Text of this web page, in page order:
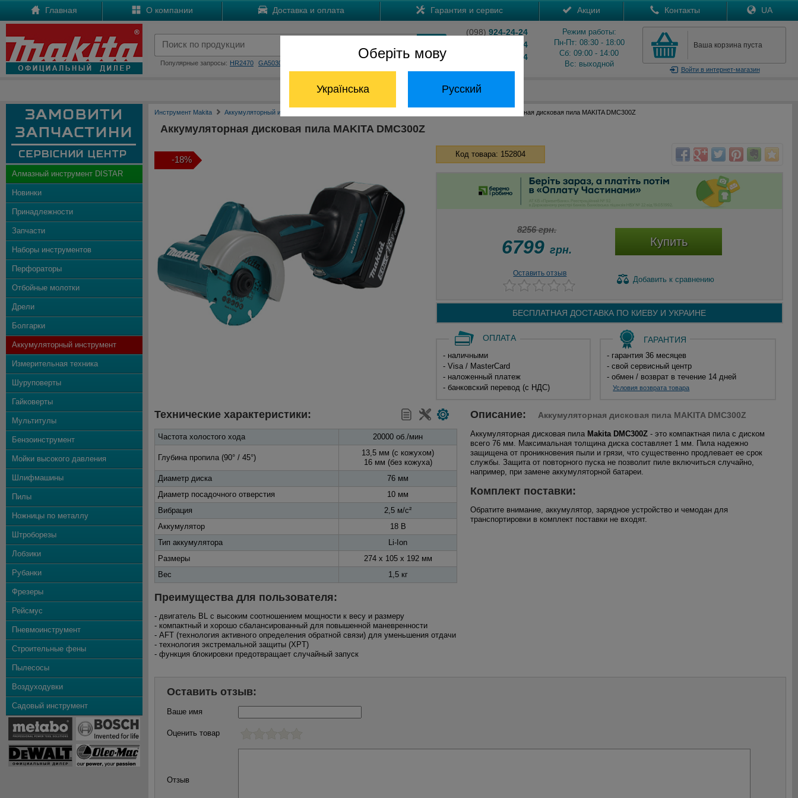
Оберіть мову
Українська Русский
Главная О компании Доставка и оплата Гарантия и сервис Акции Контакты UA
Популярные запросы: HR2470 GA5030
(098) 924-24-24
204-24-24
824-24-24
Режим работы:
Пн-Пт: 08:30 - 18:00
Сб: 09:00 - 14:00
Вс: выходной
Ваша корзина пуста
Войтив интернет-магазин
Отдел запчастей: (068) 824-24-24
Алмазный инструмент DISTAR
Новинки
Принадлежности
Запчасти
Наборы инструментов
Перфораторы
Отбойные молотки
Дрели
Болгарки
Аккумуляторный инструмент
Измерительная техника
Шуруповерты
Гайковерты
Мультитулы
Бензоинструмент
Мойки высокого давления
Шлифмашины
Пилы
Ножницы по металлу
Штроборезы
Лобзики
Рубанки
Фрезеры
Рейсмус
Пневмоинструмент
Строительные фены
Пылесосы
Воздуходувки
Садовый инструмент
Инструмент Makita Аккумуляторный инструмент Макита Аккумуляторная дисковая пила MAKITA DMC300Z
Аккумуляторная дисковая пила MAKITA DMC300Z
-18%
Код товара: 152804
8256 грн.
6799 грн.
Купить
Оставить отзыв
Добавить к сравнению
БЕСПЛАТНАЯ ДОСТАВКА ПО КИЕВУ И УКРАИНЕ
ОПЛАТА
- наличными
- Visa / MasterCard
- наложенный платеж
- банковский перевод (с НДС)
ГАРАНТИЯ
- гарантия 36 месяцев
- свой сервисный центр
- обмен / возврат в течение 14 дней
Условия возврата товара
Технические характеристики:
Частота холостого хода 20000 об./мин
Глубина пропила (90° / 45°)
13,5 мм (с кожухом)
16 мм (без кожуха)
Диаметр диска
76 мм
Диаметр посадочного отверстия
10 мм
Вибрация
2,5 м/с²
Аккумулятор
18 В
Тип аккумулятора
Li-Ion
Размеры
274 x 105 x 192 мм
Вес
1,5 кг
Описание: Аккумуляторная дисковая пила MAKITA DMC300Z
Аккумуляторная дисковая пила Makita DMC300Z - это компактная пила с диском
всего 76 мм. Максимальная толщина диска составляет 1 мм. Пила надежно
защищена от проникновения пыли и грязи, что существенно продлевает ее срок
службы. Защита от повторного пуска не позволит пиле включиться случайно,
например, при замене аккумуляторной батареи.
Комплект поставки:
Обратите внимание, аккумулятор, зарядное устройство и чемодан для
транспортировки в комплект поставки не входят.
Преимущества для пользователя:
- двигатель BL с высоким соотношением мощности к весу и размеру
- компактный и хорошо сбалансированный для повышенной маневренности
- AFT (технология активного определения обратной связи) для уменьшения отдачи
- технология экстремальной защиты (XPT)
- функция блокировки предотвращает случайный запуск
Оставить отзыв:
Ваше имя
Оценить товар
Отзыв